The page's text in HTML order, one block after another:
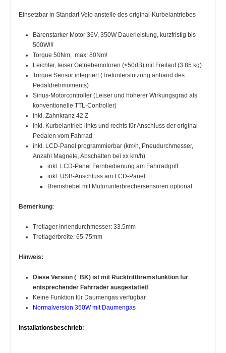
Einsetzbar in Standart Velo anstelle des original-Kurbelantriebes
Bärenstarker Motor 36V, 350W Dauerleistung, kurzfristig bis
500W!!!
Torque 50Nm, max: 80Nm!
Leichter, leiser Getriebemotoren (<50dB) mit Freilauf (3.85 kg)
Torque Sensor integriert (Tretunterstützung anhand des
Pedaldrehmoments)
Sinus-Motorcontroller (Leiser und höherer Wirkungsgrad als
konventionelle TTL-Controller)
inkl. Zahnkranz 42 Z
inkl. Kurbelantrieb links und rechts für Anschluss der original
Pedalen vom Fahrrad
inkl. LCD-Panel programmierbar (km/h, Pneudurchmesser,
Anzahl Magnete, Abschalten bei xx km/h)
inkl. LCD-Panel Fernbedienung am Fahrradgriff
inkl. USB-Anschluss am LCD-Panel
Bremshebel mit Motorunterbrechersensoren optional
Bemerkung:
Tretlager Innendurchmesser: 33.5mm
Tretlagerbreite: 65-75mm
Hinweis:
Diese Version (_BK) ist mit Rücktrittbremsfunktion für
entsprechender Fahrräder ausgestattet!
Keine Funktion für Daumengas verfügbar
Normalversion 350W mit Daumengas
Installationsbeschrieb: